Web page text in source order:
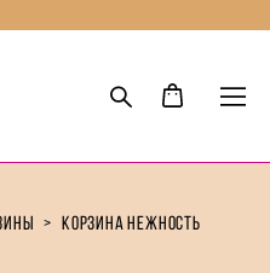
> корзина нежность